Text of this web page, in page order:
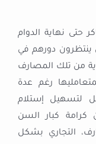
حتى نهاية الدوام
ينتظرون دورهم في
من تلك المصارف
رغم عدة
لتسهيل إستلام
كبار السن
التجاري بشكل